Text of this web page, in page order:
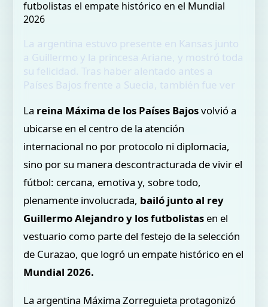
La argentina estuvo presente en Kansas junto
a Guillermo y la princesa Ariane, y mostró toda
su felicidad. Tras haber alentado antes a
Países Bajos frente a Suecia, también fue ver
La reina Máxima de los Países Bajosvolvió a
ubicarse en el centro de la atención
internacional no por protocolo ni diplomacia,
sino por su manera descontracturada de vivir el
fútbol: cercana, emotiva y, sobre todo,
plenamente involucrada, bailó junto al rey
Guillermo Alejandro y los futbolistas en el
vestuario como parte del festejo de la selección
de Curazao, que logró un empate histórico en el
Mundial 2026.
La argentina Máxima Zorreguieta protagonizó